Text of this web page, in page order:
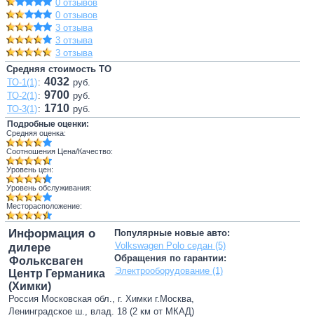
0 отзывов
0 отзывов
3 отзыва
3 отзыва
3 отзыва
Средняя стоимость ТО
ТО-1(1): 4032 руб.
ТО-2(1): 9700 руб.
ТО-3(1): 1710 руб.
Подробные оценки:
Средняя оценка:
Соотношения Цена/Качество:
Уровень цен:
Уровень обслуживания:
Месторасположение:
Популярные новые авто:
Volkswagen Polo седан (5)
Обращения по гарантии:
Электрооборудование (1)
Информация о
дилере
Фольксваген
Центр Германика
(Химки)
Россия Московская обл., г. Химки г.Москва,
Ленинградское ш., влад. 18 (2 км от МКАД)